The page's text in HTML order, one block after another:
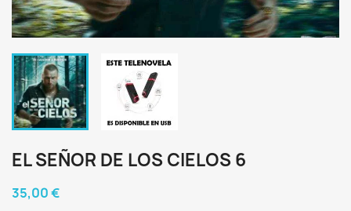
EL SEÑOR DE LOS CIELOS 6
35,00 €